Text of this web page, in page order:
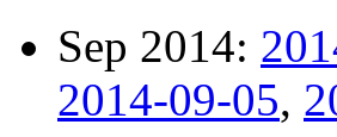
Sep 2014:
2014-09-05,